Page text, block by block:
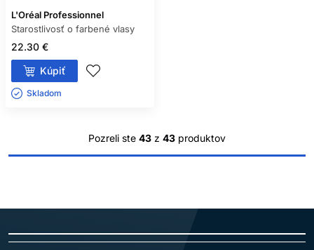
L'Oréal Professionnel
Starostlivosť o farbené vlasy
22.30 €
Kúpiť
Skladom ㅤ
Pozreli ste 43 z 43 produktov